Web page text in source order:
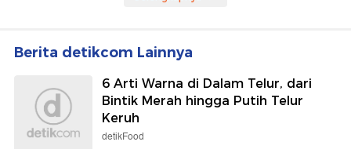
Berita detikcom Lainnya
6 Arti Warna di Dalam Telur, dari
Bintik Merah hingga Putih Telur
Keruh
detikFood